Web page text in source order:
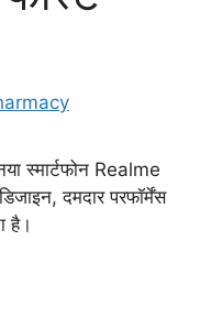
स्मार्टफोन Realme
दमदार परफॉर्मेंस
है।